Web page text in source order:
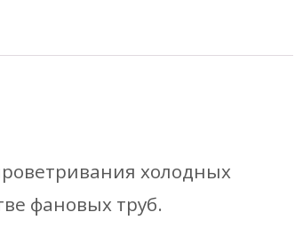
холодных
фановых труб.